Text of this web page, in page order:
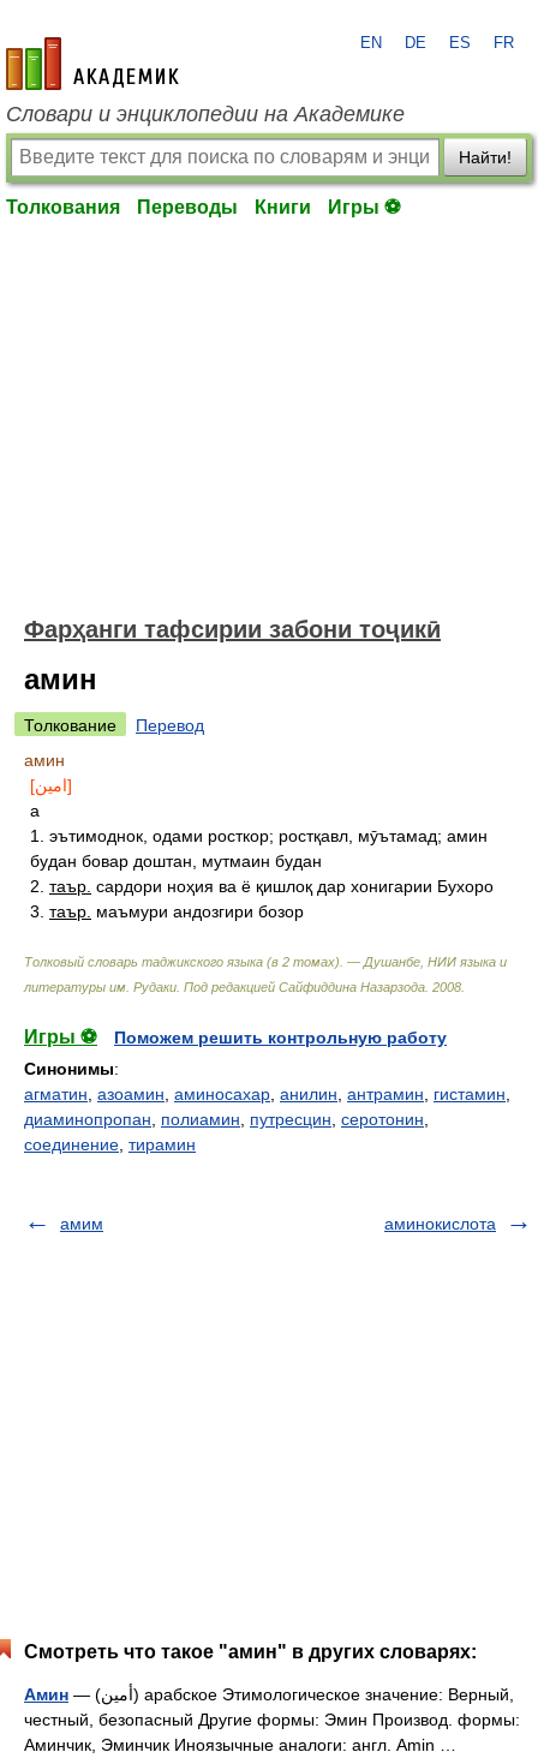
academic.ru
EN DE ES FR
Словари и энциклопедии на Академике
Найти!
Толкования Переводы Книги Игры ⚽
Фарҳанги тафсирии забони тоҷикӣ
амин
Толкование
Перевод
амин
[امين]
а
1. эътимоднок, одами росткор; ростқавл, мӯътамад; амин
будан бовар доштан, мутмаин будан
2. таър. сардори ноҳия ва ё қишлоқ дар хонигарии Бухоро
3. таър. маъмури андозгири бозор
Толковый словарь таджикского языка (в 2 томах). — Душанбе, НИИ языка и
литературы им. Рудаки Под редакцией Сайфиддина Назарзода 2008
Игры ⚽
Поможем решить контрольную работу
Синонимы:
агматин азоамин аминосахар анилин антрамин гистамин
диаминопропан
полиамин путресцин серотонин
соединение тирамин
амим аминокислота
Смотреть что такое "амин" в других словарях:
Амин — (أمين) арабское Этимологическое значение: Верный,
честный, безопасный Другие формы: Эмин Производ. формы:
Аминчик, Эминчик Иноязычные аналоги: англ. Amin …